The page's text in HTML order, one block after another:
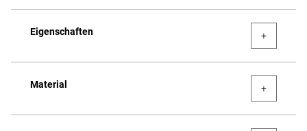
Eigenschaften
Material